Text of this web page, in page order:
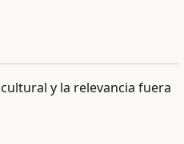
y la relevancia fuera